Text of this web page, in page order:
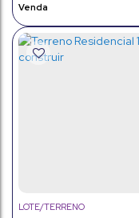
LOTE/TERRENO